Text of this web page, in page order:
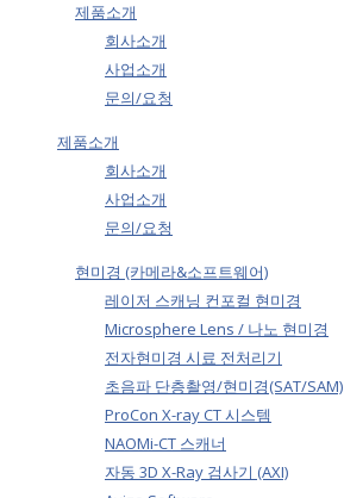
제품소개
회사소개
사업소개
문의/요청
제품소개
회사소개
사업소개
문의/요청
현미경 (카메라&소프트웨어)
레이저 스캐닝 컨포컬 현미경
Microsphere Lens / 나노 현미경
전자현미경 시료 전처리기
초음파 단층촬영/현미경(SAT/SAM)
ProCon X-ray CT 시스템
NAOMi-CT 스캐너
자동 3D X-Ray 검사기 (AXI)